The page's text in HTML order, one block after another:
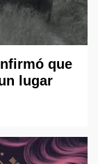
que
lugar